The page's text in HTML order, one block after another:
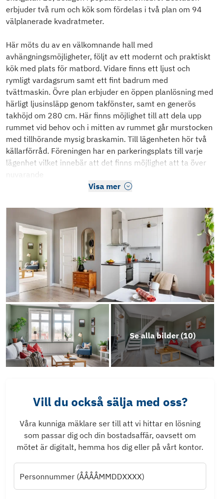
erbjuder två rum och kök som fördelas i två plan om 94
välplanerade kvadratmeter.
Här möts du av en välkomnande hall med
avhängningsmöjligheter, följt av ett modernt och praktiskt
kök med plats för matbord. Vidare finns ett ljust och
rymligt vardagsrum samt ett fint badrum med
tvättmaskin. Övre plan erbjuder en öppen planlösning med
härligt ljusinsläpp genom takfönster, samt en generös
takhöjd om 280 cm. Här finns möjlighet till att dela upp
rummet vid behov och i mitten av rummet går murstocken
med tillhörande mysig braskamin. Till lägenheten hör två
källarförråd. Föreningen har en parkeringsplats till varje
lägenhet vilket innebär att det finns möjlighet att ta över
nuvarande
Visa mer
Se alla bilder (10)
Vill du också sälja med oss?
Våra kunniga mäklare ser till att vi hittar en lösning
som passar dig och din bostadsaffär, oavsett om
mötet är digitalt, hemma hos dig eller på vårt kontor.
Personnummer (ÅÅÅÅMMDDXXXX)